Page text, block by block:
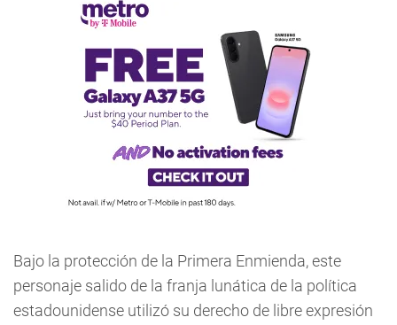
Bajo la protección de la Primera Enmienda, este
personaje salido de la franja lunática de la política
estadounidense utilizó su derecho de libre expresión